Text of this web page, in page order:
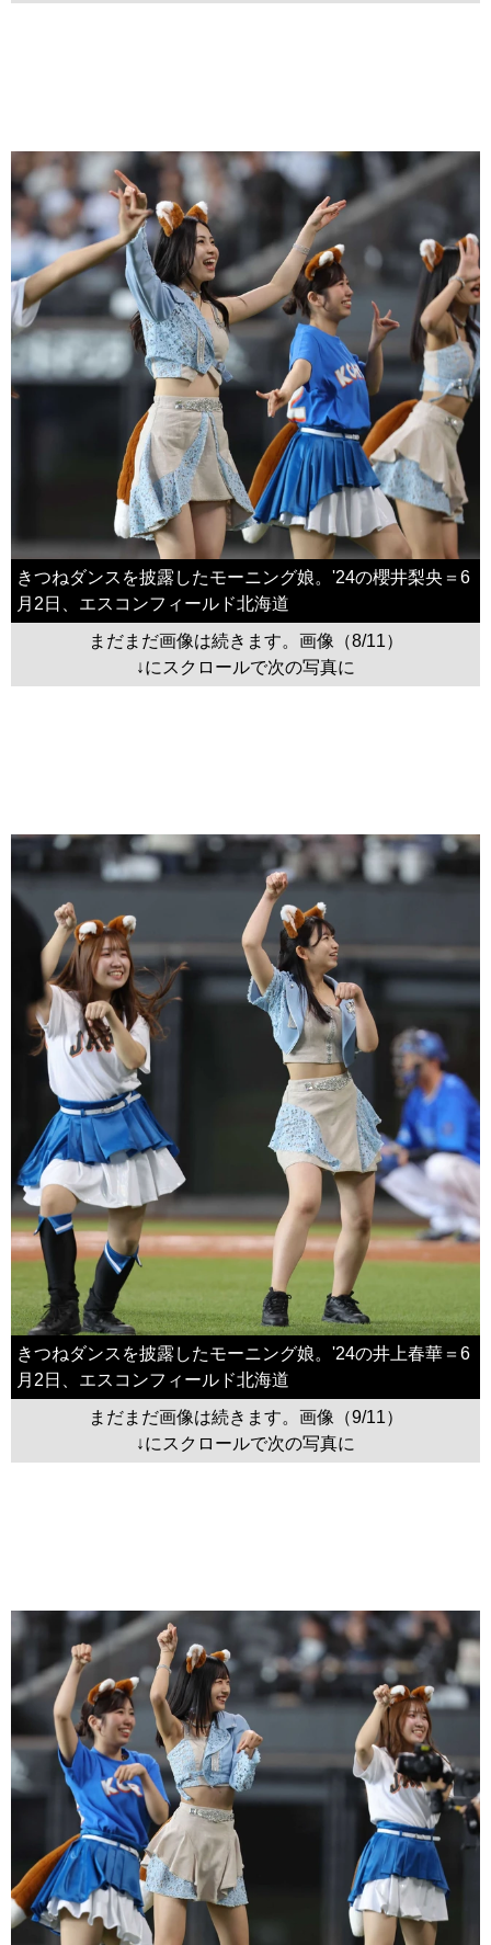
きつねダンスを披露したモーニング娘。'24の櫻井梨央＝6
月2日、エスコンフィールド北海道
まだまだ画像は続きます。画像（8/11）
↓にスクロールで次の写真に
きつねダンスを披露したモーニング娘。'24の井上春華＝6
月2日、エスコンフィールド北海道
まだまだ画像は続きます。画像（9/11）
↓にスクロールで次の写真に